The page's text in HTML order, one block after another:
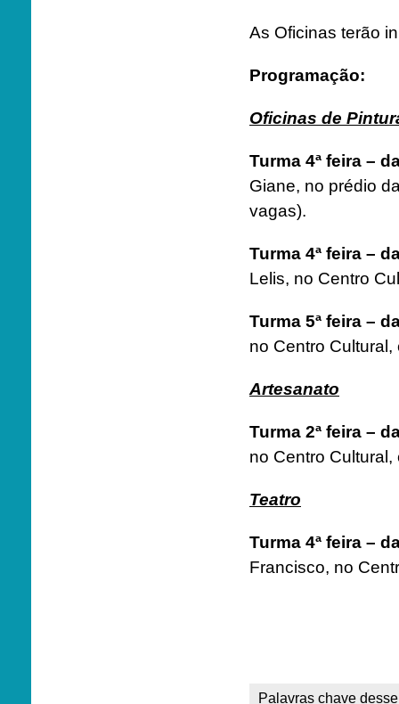
As Oficinas terão
Programação:
Oficinas de
Turma 4ª feira –
Giane, no prédio
vagas).
Turma 4ª feira –
Lelis, no Centro
Turma 5ª feira –
no Centro
Artesanato
Turma 2ª feira –
no Centro
Teatro
Turma 4ª feira –
Francisco, no
Palavras chave